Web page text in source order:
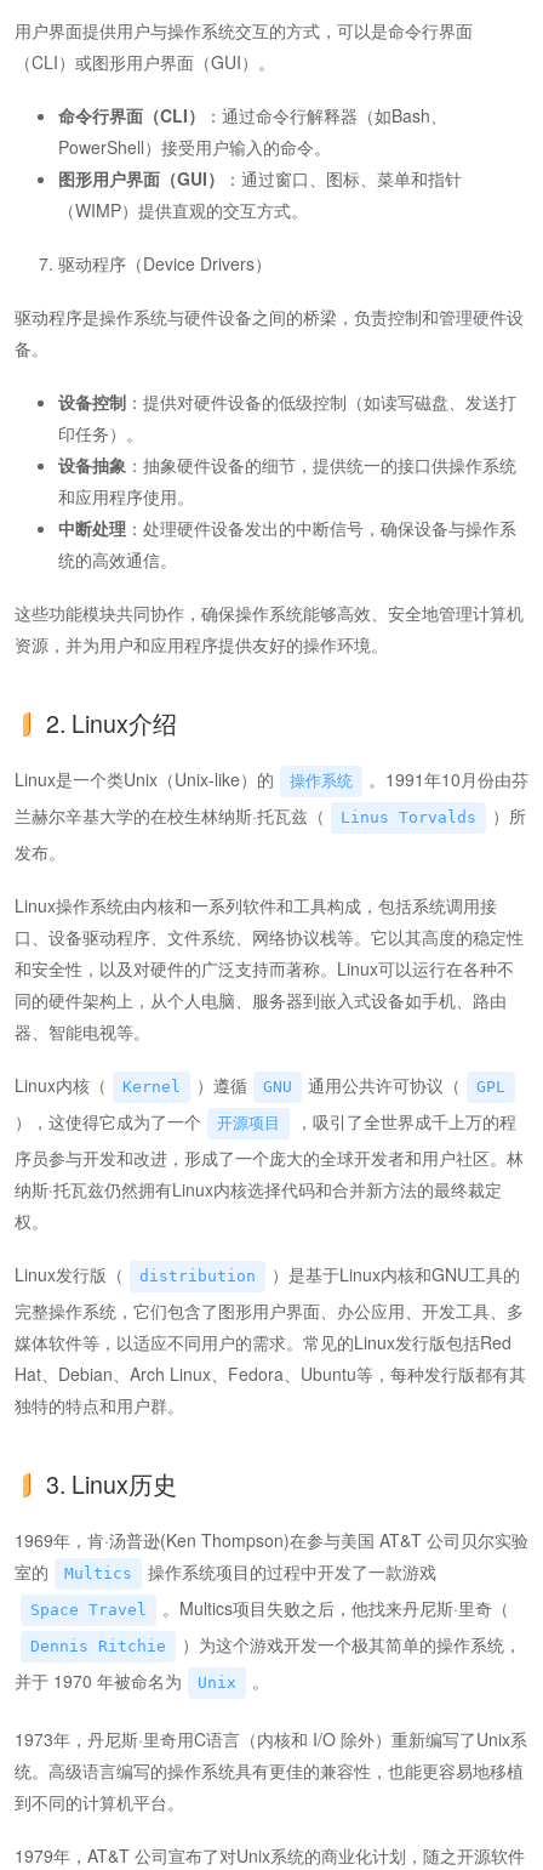
用户界面提供用户与操作系统交互的方式，可以是命令行界面
（CLI）或图形用户界面（GUI）。
命令行界面（CLI）
：通过命令行解释器（如Bash、
PowerShell）接受用户输入的命令。
图形用户界面（GUI）
：通过窗口、图标、菜单和指针
（WIMP）提供直观的交互方式。
驱动程序（Device Drivers）
驱动程序是操作系统与硬件设备之间的桥梁，负责控制和管理硬件设
备。
设备控制 ：提供对硬件设备的低级控制（如读写磁盘、发送打
印任务）。
设备抽象 ：抽象硬件设备的细节，提供统一的接口供操作系统
和应用程序使用。
中断处理 ：处理硬件设备发出的中断信号，确保设备与操作系
统的高效通信。
这些功能模块共同协作，确保操作系统能够高效、安全地管理计算机
资源，并为用户和应用程序提供友好的操作环境。
2. Linux介绍
Linux是一个类Unix（Unix-like）的 操作系统
。1991年10月份由芬
兰赫尔辛基大学的在校生林纳斯·托瓦兹（
Linus Torvalds
）所
发布。
Linux操作系统由内核和一系列软件和工具构成，包括系统调用接
口、设备驱动程序、文件系统、网络协议栈等。它以其高度的稳定性
和安全性，以及对硬件的广泛支持而著称。Linux可以运行在各种不
同的硬件架构上，从个人电脑、服务器到嵌入式设备如手机、路由
器、智能电视等。
Linux内核（ Kernel ）遵循 GNU 通用公共许可协议（ GPL
），这使得它成为了一个 开源项目
，吸引了全世界成千上万的程
序员参与开发和改进，形成了一个庞大的全球开发者和用户社区。林
纳斯·托瓦兹仍然拥有Linux内核选择代码和合并新方法的最终裁定
权。
Linux发行版（ distribution
）是基于Linux内核和GNU工具的
完整操作系统，它们包含了图形用户界面、办公应用、开发工具、多
媒体软件等，以适应不同用户的需求。常见的Linux发行版包括Red
Hat、Debian、Arch Linux、Fedora、Ubuntu等，每种发行版都有其
独特的特点和用户群。
3. Linux历史
1969年，肯·汤普逊(Ken Thompson)在参与美国 AT&T 公司贝尔实验
室的
Multics 操作系统项目的过程中开发了一款游戏
Space Travel 。Multics项目失败之后，他找来丹尼斯·里奇（
Dennis Ritchie
）为这个游戏开发一个极其简单的操作系统，
并于 1970 年被命名为
Unix 。
1973年，丹尼斯·里奇用C语言（内核和 I/O 除外）重新编写了Unix系
统。高级语言编写的操作系统具有更佳的兼容性，也能更容易地移植
到不同的计算机平台。
1979年，AT&T 公司宣布了对Unix系统的商业化计划，随之开源软件